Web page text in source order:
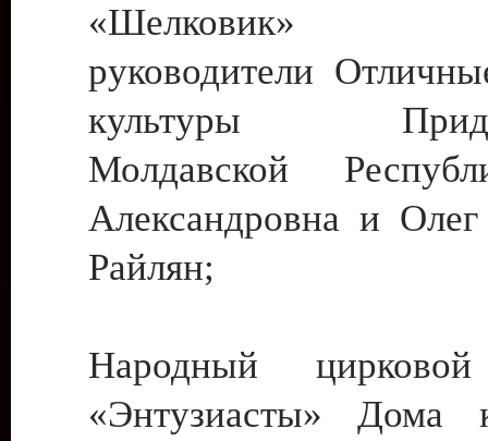
«Шелковик»
руководители
культуры
Молдавской
Александровна и
Райлян;
Народный цирковой
«Энтузиасты» Дома